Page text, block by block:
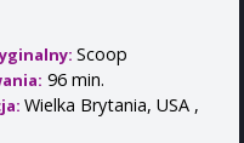
Scoop
96 min.
Wielka Brytania, USA ,